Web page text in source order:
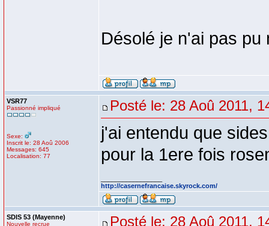
Désolé je n'ai pas
VSR77
Passionné impliqué
Sexe:
Inscrit le: 28 Aoû 2006
Messages: 645
Localisation: 77
Posté le: 28 Aoû 2011,
j'ai entendu que
pour la 1ere fois
http://casernefrancaise.skyrock.com/
SDIS 53 (Mayenne)
Nouvelle recrue Posté le: 28 Aoû 2011,